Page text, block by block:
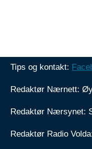
Tips og kontakt:
Redaktør Nærnett:
Redaktør Nærsynet:
Redaktør Radio